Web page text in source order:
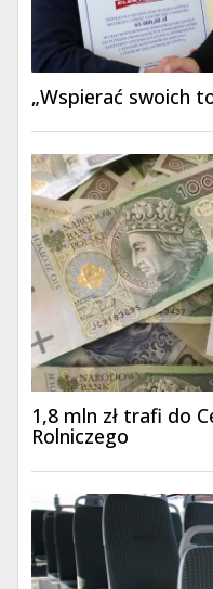
„Wspierać swoich
1,8 mln zł trafi do
Rolniczego